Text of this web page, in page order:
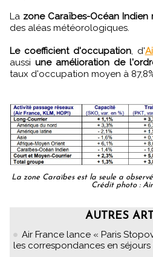
La zone Caraïbes-Océan Indien
des aléas météorologiques.
Le coefficient d'occupation, d'
aussiune amélioration de
taux d'occupation moyen à
La zone Caraïbes est la seule a
Crédit photo :
AUTRES
Air France lance « Paris
les correspondances en